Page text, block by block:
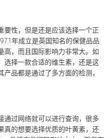
要性，但是还是应该选择一个正
年成立是英国知名的保健品品
高，而且国际影响力非常大。如
选择一款合适的维生素，还是这
品都是通过了多方面的检测，
通过网络就可以进行查询，很多
真的想要选择优质的叶黄素，还